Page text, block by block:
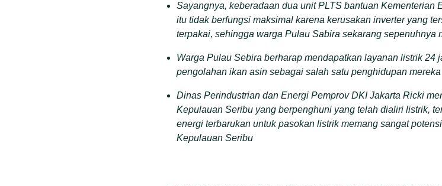
Sayangnya, keberadaan dua unit PLTS bantuan Kementerian
itu tidak berfungsi maksimal karena kerusakan inverter yang
terpakai, sehingga warga Pulau Sabira sekarang sepenuhnya
Warga Pulau Sebira berharap mendapatkan layanan listrik 24
pengolahan ikan asin sebagai salah satu penghidupan mereka
Dinas Perindustrian dan Energi Pemprov DKI Jakarta Ricki
Kepulauan Seribu yang berpenghuni yang telah dialiri listrik,
energi terbarukan untuk pasokan listrik memang sangat
Kepulauan Seribu